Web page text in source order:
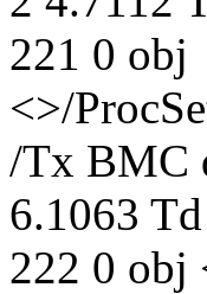
221 0 obj
<>/
/Tx BMC
6.1063
222 0 obj